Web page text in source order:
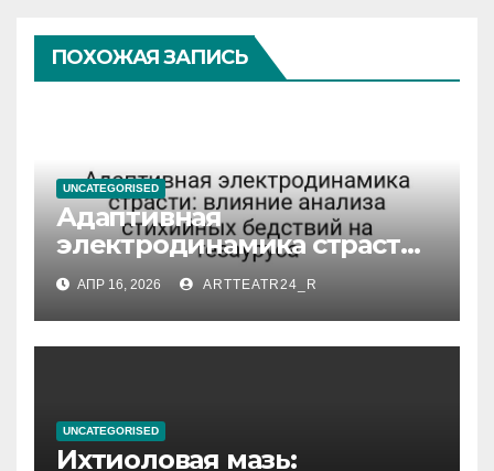
ПОХОЖАЯ ЗАПИСЬ
UNCATEGORISED
Адаптивная
электродинамика страсти:
влияние анализа
стихийных бедствий на
тезауруса
АПР 16, 2026 ARTTEATR24_R
UNCATEGORISED
Ихтиоловая мазь: